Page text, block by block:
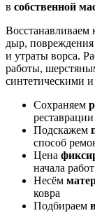
в собственной
Восстанавливаем
дыр, повреждения
и утраты ворса.
работы,
синтетическими
Сохраняем
реставрации
Подскажем
способ
Цена
начала работ
Несём
ковра
Подбираем